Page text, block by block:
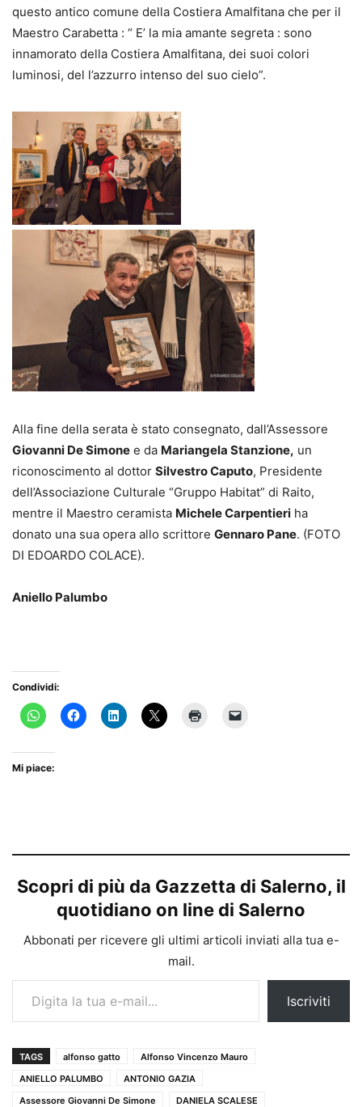
questo antico comune della Costiera Amalfitana che per il
Maestro Carabetta : “ E’ la mia amante segreta : sono
innamorato della Costiera Amalfitana, dei suoi colori
luminosi, del l’azzurro intenso del suo cielo”.
Alla fine della serata è stato consegnato, dall’Assessore
Giovanni De Simone e da Mariangela Stanzione, un
riconoscimento al dottor Silvestro Caputo, Presidente
dell’Associazione Culturale “Gruppo Habitat” di Raito,
mentre il Maestro ceramista Michele Carpentieri ha
donato una sua opera allo scrittore Gennaro Pane. (FOTO
DI EDOARDO COLACE).
Aniello Palumbo
Condividi:
Mi piace:
Scopri di più da Gazzetta di Salerno, il
quotidiano on line di Salerno
Abbonati per ricevere gli ultimi articoli inviati alla tua e-
mail.
Digita la tua e-mail...
Iscriviti
TAGS alfonso gatto
Alfonso Vincenzo Mauro
ANIELLO PALUMBO
ANTONIO GAZIA
Assessore Giovanni De Simone
DANIELA SCALESE